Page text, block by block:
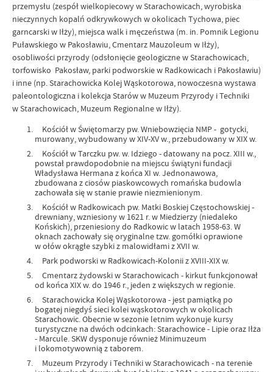
przemysłu (zespół wielkopiecowy w Starachowicach, wyrobiska
nieczynnych kopalń odkrywkowych w okolicach Tychowa, piec
garncarski w Iłży), miejsca walk i męczeństwa (m. in. Pomnik Legionu
Puławskiego w Pakosławiu, Cmentarz Mauzoleum w Iłży),
osobliwości przyrody (odsłonięcie geologiczne w Starachowicach,
torfowisko Pakosław, parki podworskie w Radkowicach i Pakosławiu)
i inne (np. Starachowicka Kolej Wąskotorowa, nowoczesna wystawa
paleontologiczna i kolekcja Starów w Muzeum Przyrody i Techniki
w Starachowicach, Muzeum Regionalne w Iłży).
Kościół w Świętomarzy pw. Wniebowzięcia NMP - gotycki,
murowany, wybudowany w XIV-XV w., przebudowany w XIX w.
Kościół w Tarczku pw. w. Idziego - datowany na pocz. XIII w.,
powstał prawdopodobnie na miejscu świątyni fundacji
Władysława Hermana z końca XI w. Jednonawowa,
zbudowana z ciosów piaskowcowych romańska budowla
zachowała się w stanie prawie niezmienionym.
Kościół w Radkowicach pw. Matki Boskiej Częstochowskiej -
drewniany, wzniesiony w 1621 r. w Miedzierzy (niedaleko
Końskich), przeniesiony do Radkowic w latach 1958-63. W
oknach zachowały się oryginalne tzw. gomółki oprawione
w ołów okrągłe szybki z malowidłami z XVII w.
Park podworski w Radkowicach-Kolonii z XVIII-XIX w.
Cmentarz żydowski w Starachowicach - kirkut funkcjonował
od końca XIX w. do 1946 r., jeden z większych w regionie.
Starachowicka Kolej Wąskotorowa - jest pamiątką po
bogatej niegdyś sieci kolei wąskotorowych w okolicach
Starachowic. Obecnie w sezonie letnim wykonuje kursy
turystyczne na dwóch odcinkach: Starachowice - Lipie oraz Iłża
- Marcule. SKW dysponuje również Minimuzeum
i lokomotywownią z taborem.
Muzeum Przyrody i Techniki w Starachowicach - na terenie